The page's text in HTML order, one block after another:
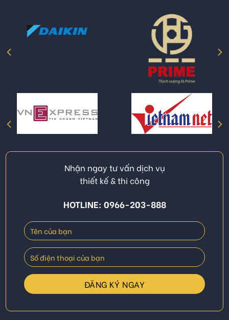
Nhận ngay tư vấn dịch vụ
thiết kế & thi công
HOTLINE: 0966-203-888